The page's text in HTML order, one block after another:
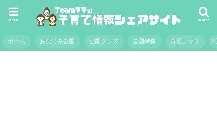
search
menu
ホーム おなじみ公園 公園グッズ 公園特集 育児グッズ